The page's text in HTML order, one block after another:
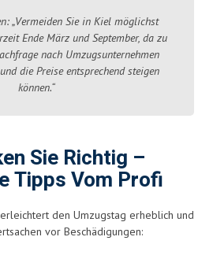
„Vermeiden Sie in Kiel möglichst
Ende März und September, da zu
nach Umzugsunternehmen
die Preise entsprechend steigen
können.“
Sie Richtig –
Tipps Vom Profi
den Umzugstag erheblich und
vor Beschädigungen: